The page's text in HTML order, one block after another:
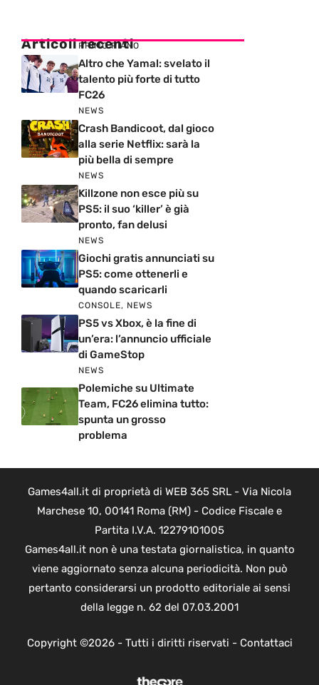
Articoli recenti
PRIMO PIANO
Altro che Yamal: svelato il
talento più forte di tutto
FC26
NEWS
Crash Bandicoot, dal gioco
alla serie Netflix: sarà la
più bella di sempre
NEWS
Killzone non esce più su
PS5: il suo ‘killer’ è già
pronto, fan delusi
NEWS
Giochi gratis annunciati su
PS5: come ottenerli e
quando scaricarli
CONSOLE, NEWS
PS5 vs Xbox, è la fine di
un’era: l’annuncio ufficiale
di GameStop
NEWS
Polemiche su Ultimate
Team, FC26 elimina tutto:
spunta un grosso
problema
Games4all.it di proprietà di WEB 365 SRL - Via Nicola
Marchese 10, 00141 Roma (RM) - Codice Fiscale e
Partita I.V.A. 12279101005
Games4all.it non è una testata giornalistica, in quanto
viene aggiornato senza alcuna periodicità. Non può
pertanto considerarsi un prodotto editoriale ai sensi
della legge n. 62 del 07.03.2001
Copyright ©2026 - Tutti i diritti riservati - Contattaci